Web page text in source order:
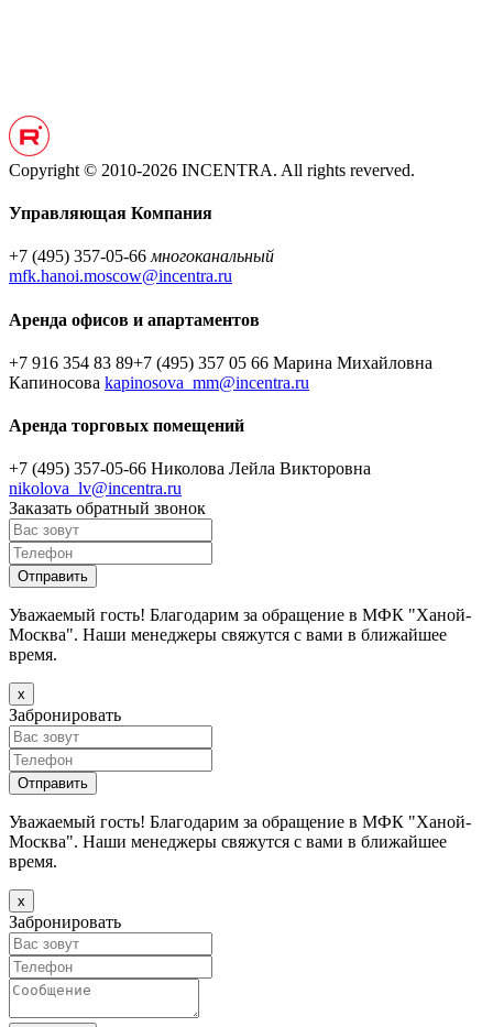
Copyright © 2010-2026 INCENTRA. All rights reverved.
Управляющая Компания
+7 (495) 357-05-66многоканальный
mfk.hanoi.moscow@incentra.ru
Аренда офисов и апартаментов
+7 916 354 83 89+7 (495) 357 05 66 Марина Михайловна
Капиносова kapinosova_mm@incentra.ru
Аренда торговых помещений
+7 (495) 357-05-66 Николова Лейла Викторовна
nikolova_lv@incentra.ru
Заказать обратный звонок
Уважаемый гость! Благодарим за обращение в МФК "Ханой-
Москва". Наши менеджеры свяжутся с вами в ближайшее
время.
х
Забронировать
Уважаемый гость! Благодарим за обращение в МФК "Ханой-
Москва". Наши менеджеры свяжутся с вами в ближайшее
время.
х
Забронировать